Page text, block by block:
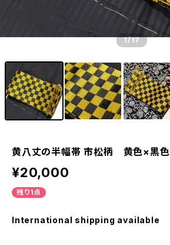
1/17
黄八丈の半幅帯 市松柄 黄色×黒色
¥20,000
残り1点
International shipping available